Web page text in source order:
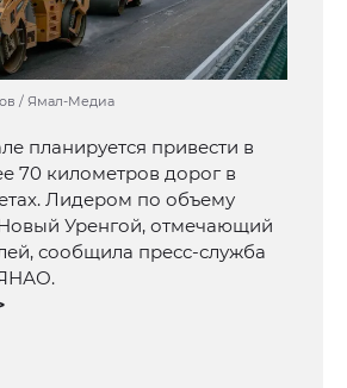
/ Ямал-Медиа
планируется привести в
70 километров дорог в
Лидером по объему
Новый Уренгой, отмечающий
сообщила пресс-служба